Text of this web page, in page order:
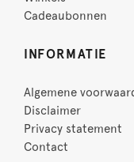
Cadeaubonnen
INFORMATIE
Algemene
Disclaimer
Privacy statement
Contact